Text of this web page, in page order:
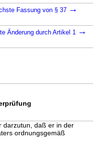
Fassung von § 37 →
Änderung durch Artikel 1 →
darzutun, daß er in der
ordnungsgemäß